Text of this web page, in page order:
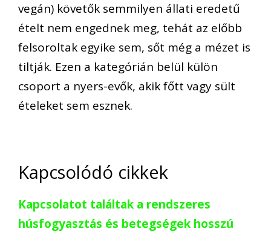
vegán) követők semmilyen állati eredetű
ételt nem engednek meg, tehát az előbb
felsoroltak egyike sem, sőt még a mézet is
tiltják. Ezen a kategórián belül külön
csoport a nyers-evők, akikfőtt vagy sült
ételeket sem esznek.
Kapcsolódó cikkek
Kapcsolatot találtak a rendszeres
húsfogyasztás és betegségek hosszú